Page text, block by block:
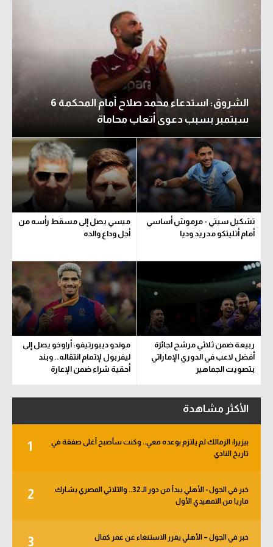
الشروق: استدعاء محمد صلاح أمام المحكمة 6
سبتمبر بسبب دعوى أتعاب محاماة
تشكيل سيتي - مرموش أساسي
أمام أتليتكو مدريد وديا
ميسي يصل إلى مسقط رأسه من
أجل وداع والده
ربيعة ضمن ثلاثي مرشح لجائزة
أفضل لاعب في الدوري الإماراتي
بتصويت الجماهير
موندو ديبورتيفو: أراوخو يصل إلى
ليفربول لإتمام انتقاله.. وبند
أحقية شراء ضمن الإعارة
الأكثر مشاهدة
1
بيزيرا: الزمالك لم يلتزم بوعده معي.. وكنت سأصبح أغلى صفقة في
تاريخ النادي
2
خبر في الجول - الأهلي يبدأ من دور الـ 32.. والثلاثي المصري يشارك
قاريا من التمهيدي الأول
3 خبر في الجول – الأهلي يقرر الاستنغاء عن عمر كمال